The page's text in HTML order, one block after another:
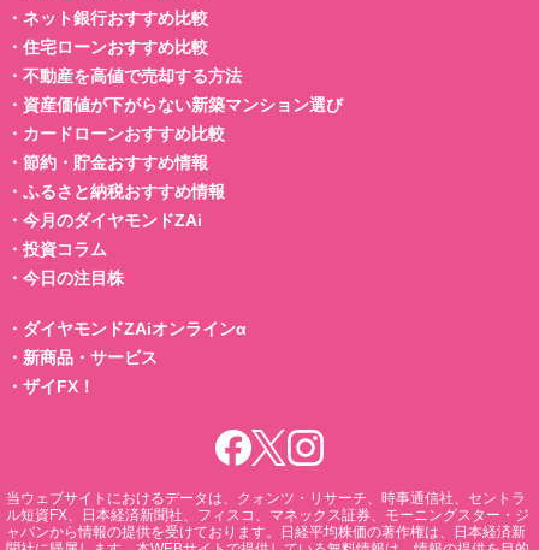
・ ネット銀行おすすめ比較
・ 住宅ローンおすすめ比較
・ 不動産を高値で売却する方法
・ 資産価値が下がらない新築マンション選び
・ カードローンおすすめ比較
・ 節約・貯金おすすめ情報
・ ふるさと納税おすすめ情報
・ 今月のダイヤモンドZAi
・ 投資コラム
・ 今日の注目株
・ ダイヤモンドZAiオンラインα
・ 新商品・サービス
・ ザイFX！
当ウェブサイトにおけるデータは、クォンツ・リサーチ、時事通信社、セントラ
ル短資FX、日本経済新聞社、フィスコ、マネックス証券、モーニングスター・ジ
ャパンから情報の提供を受けております。日経平均株価の著作権は、日本経済新